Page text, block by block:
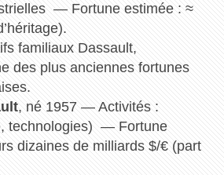
— Fortune estimée : ≈
familiaux Dassault,
des plus anciennes fortunes
, né 1957 — Activités :
technologies) — Fortune
dizaines de milliards $/€ (part